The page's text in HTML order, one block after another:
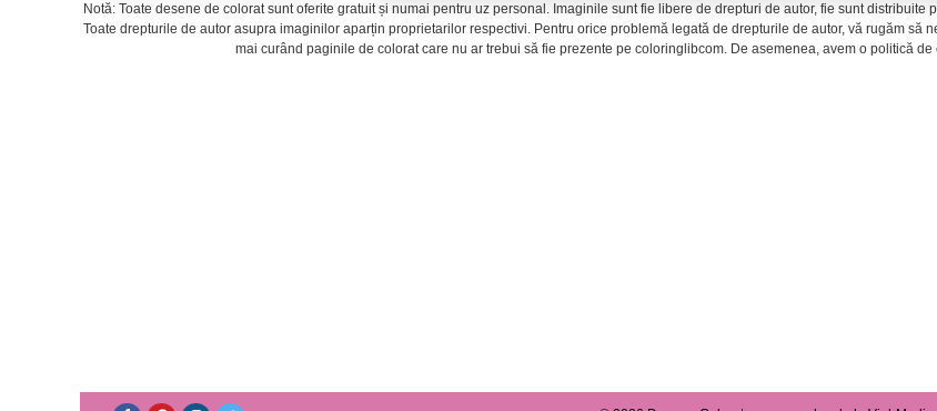
Notă: Toate desene de colorat sunt oferite gratuit și numai pentru uz personal. Imaginile sunt fie libere de drepturi de autor, fie sunt
Toate drepturile de autor asupra imaginilor aparțin proprietarilor respectivi. Pentru orice problemă legată de drepturile de autor, vă rugăm să
mai curând paginile de colorat care nu ar trebui să fie prezente pe coloringlibcom. De asemenea, avem o politică